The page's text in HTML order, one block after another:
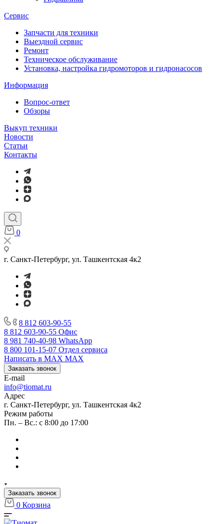
Сервис
Запчасти для техники
Выездной сервис
Ремонт
Техническое обслуживание
Установка, настройка гидромоторов и гидронасосов
Информация
Вопрос-ответ
Обзоры
Выкуп техники
Новости
Статьи
Контакты
0
г. Санкт-Петербург, ул. Ташкентская 4к2
8 812 603-90-55
8 812 603-90-55 Офис
8 981 740-40-98 WhatsApp
8 800 101-15-07 Отдел сервиса
Написать в MAX MAX
Заказать звонок
E-mail
info@tiomat.ru
Адрес
г. Санкт-Петербург, ул. Ташкентская 4к2
Режим работы
Пн. – Вс.: с 8:00 до 17:00
Заказать звонок
0 Корзина